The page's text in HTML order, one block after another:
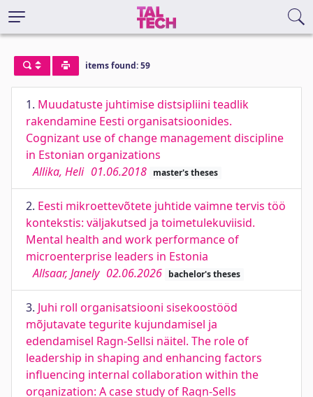
items found: 59
1. Muudatuste juhtimise distsipliini teadlik
rakendamine Eesti organisatsioonides.
Cognizant use of change management discipline
in Estonian organizations
Allika, Heli 01.06.2018 master's theses
2. Eesti mikroettevõtete juhtide vaimne tervis töö
kontekstis: väljakutsed ja toimetulekuviisid.
Mental health and work performance of
microenterprise leaders in Estonia
Allsaar, Janely 02.06.2026 bachelor's theses
3. Juhi roll organisatsiooni sisekoostööd
mõjutavate tegurite kujundamisel ja
edendamisel Ragn-Sellsi näitel. The role of
leadership in shaping and enhancing factors
influencing internal collaboration within the
organization: A case study of Ragn-Sells